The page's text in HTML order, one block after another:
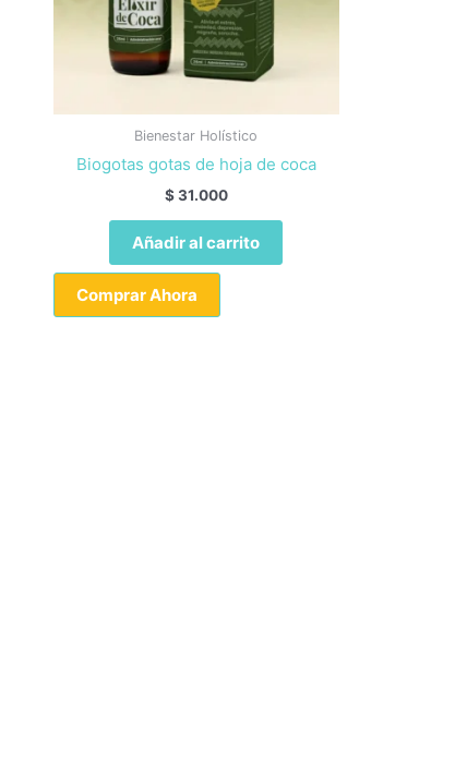
Bienestar Holístico
Biogotas gotas de hoja de coca
$31.000
Añadir al carrito
Comprar Ahora